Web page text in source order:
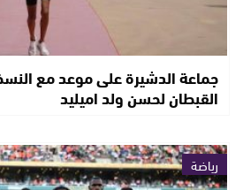
جماعة الدشيرة على موعد مع
القبطان لحسن ولد اميليد
رياضة